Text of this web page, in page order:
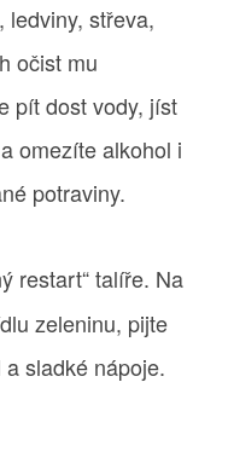
ledviny, střeva,
očist mu
pít dost vody, jíst
omezíte alkohol i
potraviny.
restart“ talíře. Na
zeleninu, pijte
sladké nápoje.